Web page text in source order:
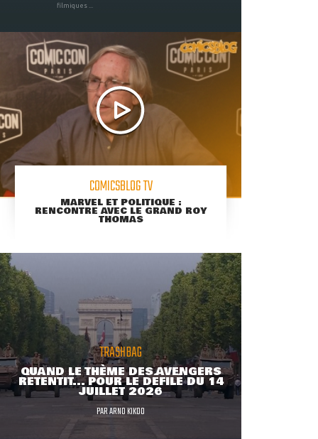
filmiques ...
COMICSBLOG TV
MARVEL ET POLITIQUE :
RENCONTRE AVEC LE GRAND ROY
THOMAS
TRASHBAG
QUAND LE THÈME DES AVENGERS
RETENTIT... POUR LE DÉFILÉ DU 14
JUILLET 2026
PARARNO KIKOO